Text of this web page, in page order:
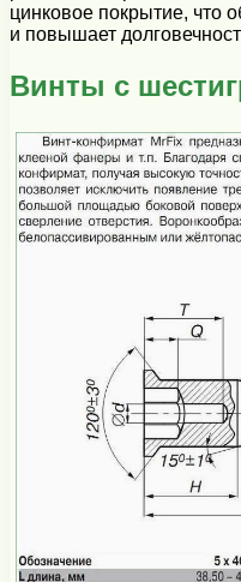
цинковое покрытие, что
и повышает
Винты с